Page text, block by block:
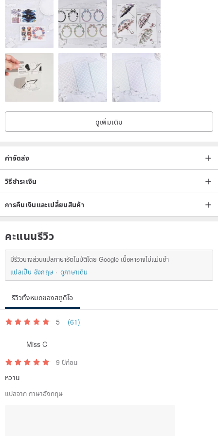
products.
◆ With silver polishing cloth can do maintenance wipe.
◆ After wiping silver cloth, there will be black stains. This is a
normal phenomenon. Please do not perform the cleaning operation
on the silver cloth, and the special ingredients will be washed away
and lose their effect.
◆ When you make a hot spring, remember to take off your
silverware to avoid darkening your product.
◆ Avoid contact with chemical agents, which will damage the
◆Because all the products are hand-made, there are some slight
differences with the photos, and you can only accept orders.
◆Because the structure of the chemical series is designed and
manufactured according to the real molecular structure, the
structure is slimmer and more fragile. Do not squeeze, pull or twist
recommended Wearing, easy to squeeze deformation, but also
easy to pull to the necklace and cause breakage. All of the above
be charged separately.
▲ About Bésame ▲
adventurer courage.
Jewelry is not just jewelry for us.
ดูเพิ่มเติม
ค่าจัดส่ง
วิธีชำระเงิน
การคืนเงินและเปลี่ยนสินค้า
คะแนนรีวิว
มีรีวิวบางส่วนแปลภาษาอัตโนมัติโดย Google เนื้อหาอาจไม่แม่นยำ
แปลเป็น อังกฤษ
ดูภาษาเดิม
รีวิวทั้งหมดของสตูดิโอ
5 (61)
Miss C
9 ปีก่อน
หวาน
แปลจาก ภาษาอังกฤษ